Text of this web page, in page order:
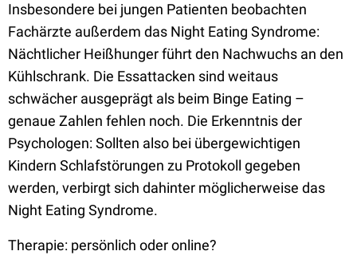
Insbesondere bei jungen Patienten beobachten
Fachärzte außerdem das Night Eating Syndrome:
Nächtlicher Heißhunger führt den Nachwuchs an den
Kühlschrank. Die Essattacken sind weitaus
schwächer ausgeprägt als beim Binge Eating –
genaue Zahlen fehlen noch. Die Erkenntnis der
Psychologen: Sollten also bei übergewichtigen
Kindern Schlafstörungen zu Protokoll gegeben
werden, verbirgt sich dahinter möglicherweise das
Night Eating Syndrome.
Therapie: persönlich oder online?